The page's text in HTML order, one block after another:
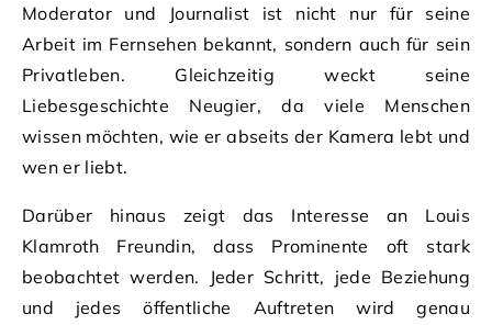
Moderator und Journalist ist nicht nur für seine
Arbeit im Fernsehen bekannt, sondern auch für sein
Privatleben. Gleichzeitig weckt seine
Liebesgeschichte Neugier, da viele Menschen
wissen möchten, wie er abseits der Kamera lebt und
wen er liebt.
Darüber hinaus zeigt das Interesse an Louis
Klamroth Freundin, dass Prominente oft stark
beobachtet werden. Jeder Schritt, jede Beziehung
und jedes öffentliche Auftreten wird genau